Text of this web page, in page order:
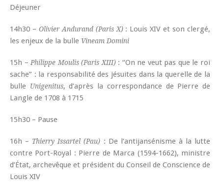
Déjeuner
14h30 – Olivier Andurand (Paris X): Louis XIV et son clergé,
les enjeux de la bulle Vineam Domini
15h –Philippe Moulis (Paris XIII): “On ne veut pas que le roi
sache” : la responsabilité des jésuites dans la querelle de la
bulle Unigenitus, d’après la correspondance de Pierre de
Langle de 1708 à 1715
15h30 – Pause
16h – Thierry Issartel (Pau) : De l’antijansénisme à la lutte
contre Port-Royal : Pierre de Marca (1594-1662), ministre
d’État, archevêque et président du Conseil de Conscience de
Louis XIV